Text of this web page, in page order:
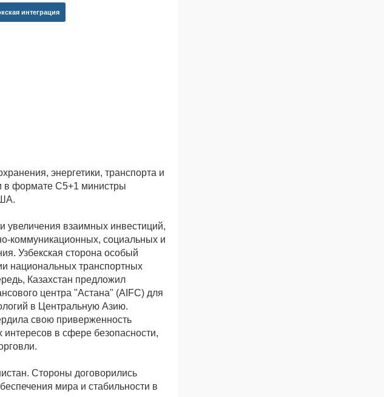
интеграция
энергетики, транспорта и
в формате C5+1 министры
увеличения взаимных инвестиций,
коммуникационных, социальных и
Узбекская сторона особый
национальных транспортных
Казахстан предложил
центра "Астана" (AIFC) для
в Центральную Азию.
свою приверженность
в сфере безопасности,
Стороны договорились
мира и стабильности в